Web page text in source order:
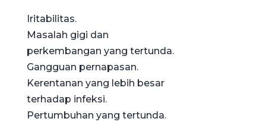
Iritabilitas.
Masalah gigi dan
perkembangan yang tertunda.
Gangguan pernapasan.
Kerentanan yang lebih besar
terhadap infeksi.
Pertumbuhan yang tertunda.